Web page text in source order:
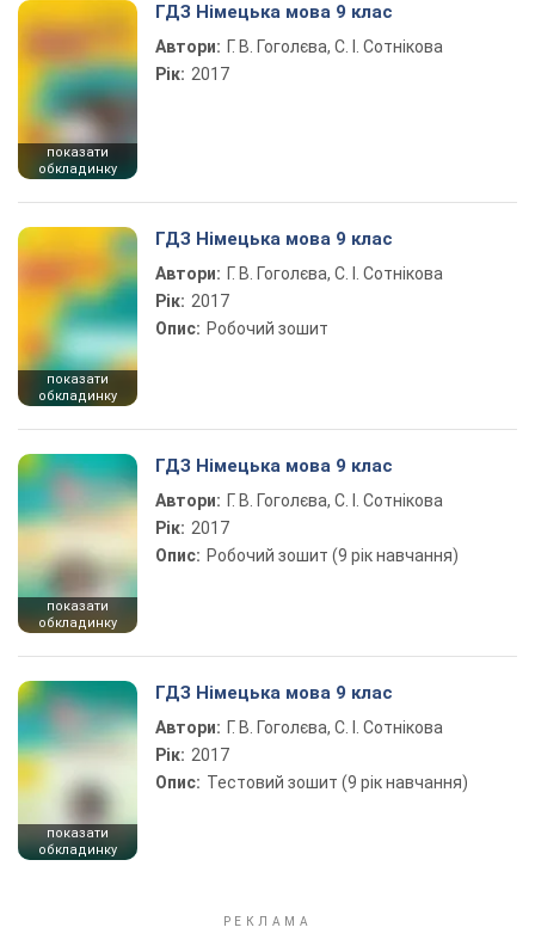
показати
обкладинку
ГДЗ Німецька мова 9 клас
Автори: Г. В. Гоголєва, С. І. Сотнікова
Рік: 2017
показати
обкладинку
ГДЗ Німецька мова 9 клас
Автори: Г. В. Гоголєва, С. І. Сотнікова
Рік: 2017
Опис: Робочий зошит
показати
обкладинку
ГДЗ Німецька мова 9 клас
Автори: Г. В. Гоголєва, С. І. Сотнікова
Рік: 2017
Опис: Робочий зошит (9 рік навчання)
показати
обкладинку
ГДЗ Німецька мова 9 клас
Автори: Г. В. Гоголєва, С. І. Сотнікова
Рік: 2017
Опис: Тестовий зошит (9 рік навчання)